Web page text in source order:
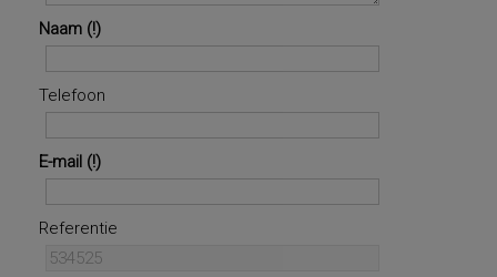
Naam
Telefoon
E-mail
Referentie